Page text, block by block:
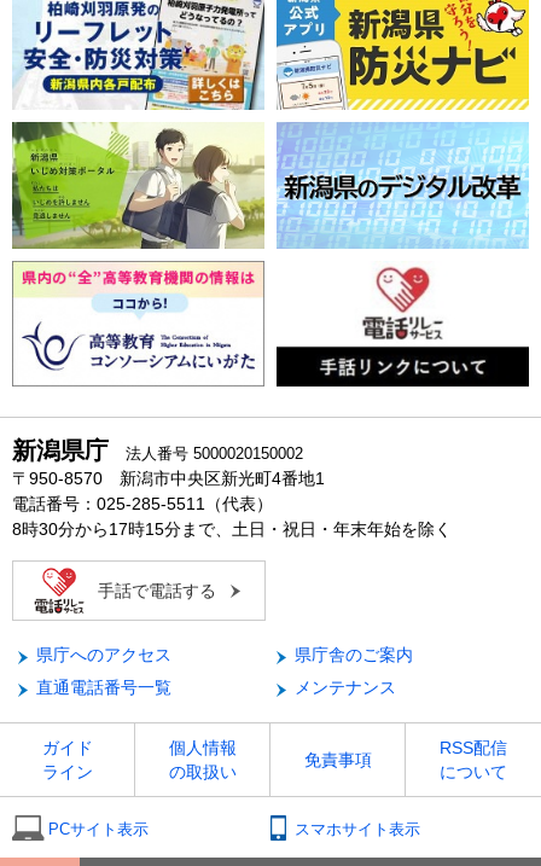
新潟県庁 法人番号 5000020150002
〒950-8570 新潟市中央区新光町4番地1
電話番号：025-285-5511（代表）
8時30分から17時15分まで、土日・祝日・年末年始を除く
手話で電話する
県庁へのアクセス
県庁舎のご案内
直通電話番号一覧
メンテナンス
ガイド
ライン
個人情報
の取扱い
免責事項
RSS配信
について
PCサイト表示 スマホサイト表示